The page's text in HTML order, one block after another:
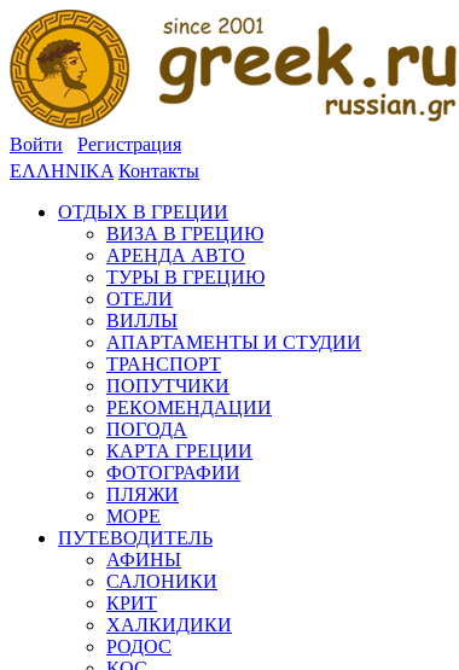
Войти
Регистрация
ΕΛΛΗΝΙΚΑ Контакты
ОТДЫХ В ГРЕЦИИ
ВИЗА В ГРЕЦИЮ
АРЕНДА АВТО
ТУРЫ В ГРЕЦИЮ
ОТЕЛИ
ВИЛЛЫ
АПАРТАМЕНТЫ И СТУДИИ
ТРАНСПОРТ
ПОПУТЧИКИ
РЕКОМЕНДАЦИИ
ПОГОДА
КАРТА ГРЕЦИИ
ФОТОГРАФИИ
ПЛЯЖИ
МОРЕ
ПУТЕВОДИТЕЛЬ
АФИНЫ
САЛОНИКИ
КРИТ
ХАЛКИДИКИ
РОДОС